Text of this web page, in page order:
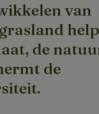
van
de
de